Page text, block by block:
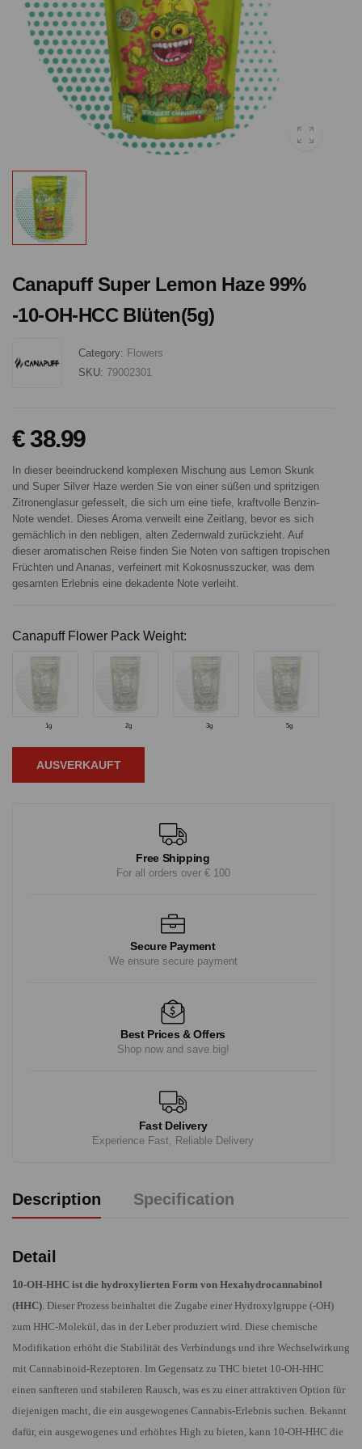
Canapuff Super Lemon Haze 99%
-10-OH-HCC Blüten(5g)
Category: Flowers
SKU: 79002301
€ 38.99
In dieser beeindruckend komplexen Mischung aus Lemon Skunk
und Super Silver Haze werden Sie von einer süßen und spritzigen
Zitronenglasur gefesselt, die sich um eine tiefe, kraftvolle Benzin-
Note wendet. Dieses Aroma verweilt eine Zeitlang, bevor es sich
gemächlich in den nebligen, alten Zedernwald zurückzieht. Auf
dieser aromatischen Reise finden Sie Noten von saftigen tropischen
Früchten und Ananas, verfeinert mit Kokosnusszucker, was dem
gesamten Erlebnis eine dekadente Note verleiht.
Canapuff Flower Pack Weight:
1g 2g 3g 5g
AUSVERKAUFT
Free Shipping
For all orders over € 100
Secure Payment
We ensure secure payment
Best Prices & Offers
Shop now and save big!
Fast Delivery
Experience Fast, Reliable Delivery
Description Specification
Detail
10-OH-HHC ist die hydroxylierten Form von Hexahydrocannabinol
(HHC) . Dieser Prozess beinhaltet die Zugabe einer Hydroxylgruppe (-OH)
zum HHC-Molekül, das in der Leber produziert wird. Diese chemische
Modifikation erhöht die Stabilität des Verbindungs und ihre Wechselwirkung
mit Cannabinoid-Rezeptoren. Im Gegensatz zu THC bietet 10-OH-HHC
einen sanfteren und stabileren Rausch, was es zu einer attraktiven Option für
diejenigen macht, die ein ausgewogenes Cannabis-Erlebnis suchen. Bekannt
dafür, ein ausgewogenes und erhöhtes High zu bieten, kann 10-OH-HHC die